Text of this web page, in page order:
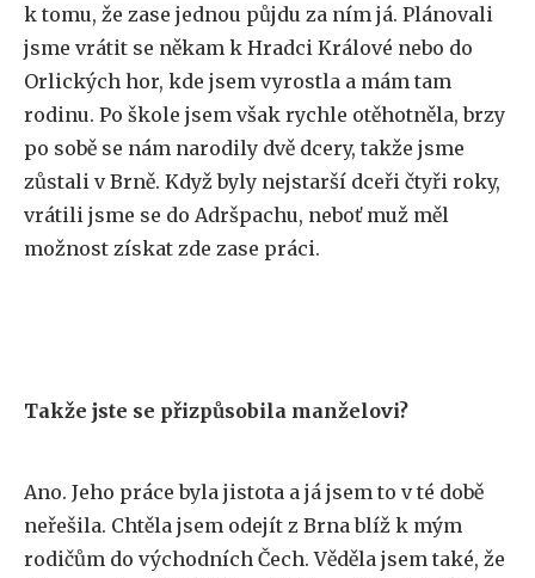
k tomu, že zase jednou půjdu za ním já. Plánovali
jsme vrátit se někam k Hradci Králové nebo do
Orlických hor, kde jsem vyrostla a mám tam
rodinu. Po škole jsem však rychle otěhotněla, brzy
po sobě se nám narodily dvě dcery, takže jsme
zůstali v Brně. Když byly nejstarší dceři čtyři roky,
vrátili jsme se do Adršpachu, neboť muž měl
možnost získat zde zase práci.
Takže jste se přizpůsobila manželovi?
Ano. Jeho práce byla jistota a já jsem to v té době
neřešila. Chtěla jsem odejít z Brna blíž k mým
rodičům do východních Čech. Věděla jsem také, že